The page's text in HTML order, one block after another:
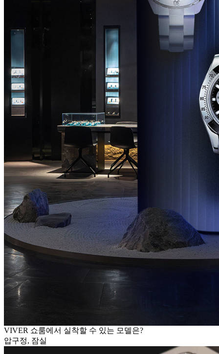
VIVER 쇼룸에서 실착할 수 있는 모델은?
압구정, 잠실